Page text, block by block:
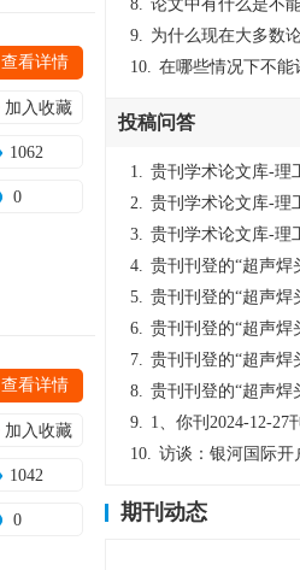
查看详情
加入收藏
1062
0
查看详情
加入收藏
1042
0
8. 论文中有什么是不
9. 为什么现在大多数论文会被评判为AI撰写？（深度剖析查重
10. 在哪些情况下不能
投稿问答
1. 贵刊学术论文库-理工论文-第16页刊登的“超声焊头的动力学分析与优化设计”，作者lizhiwei，时间2024-12-27，该论文由我本人在机电工程技术2024年第10期公开
2. 贵刊学术论文库-理工论文-第16页刊登的“超声焊头的动力学分析与优化设计”，作者lizhiwei，时间2024-12-27，该论文由我本人在机电工程技术2024年第10期公开
3. 贵刊学术论文库-理工论文-第16页刊登的“超声焊头的动力学分析与优化设计”，作者lizhiwei，时间2024-12-27，该论文由我本人在机电工程技术2024年第10期公开
4. 贵刊刊登的“超声焊头的动力学分析与优化设计”，作者lizhiwei，时间2024-12-27，该论文由我本人在机电工程技术2024年第10期公开发表，
5. 贵刊刊登的“超声焊头的动力学分析与优化设计”，作者lizhiwei，时间2024-12-27，该论文由我本人在机电工程技术2024年第10期公开发表，
6. 贵刊刊登的“超声焊头的动力学分析与优化设计”，作者lizhiwei，时间2024-12-27，该论文由我本人在机电工程技术2024年第10期公开发表，
7. 贵刊刊登的“超声焊头的动力学分析与优化设计”，作者lizhiwei，时间2024-12-27，该论文由我本人在机电工程技术2024年第10期公开发表，
8. 贵刊刊登的“超声焊头的动力学分析与优化设计”，作者lizhiwei，时间2024-12-27，该论文由我本人在机电工程技术2024年第10期公开发表，
9. 1、你刊2024-12-27刊登的“超声焊头的动力学分析与优化设计论文”，是由我本人在“机电工程技术”，在2024年第10期公开发表的，而本刊转载
10. 访谈：银河国际开户「微-97905670-信」上分客服开户电话在线注册现场经理。机械文明荒野生存游戏《荒野起源》超新星测试将于12月18日上午10点
期刊动态